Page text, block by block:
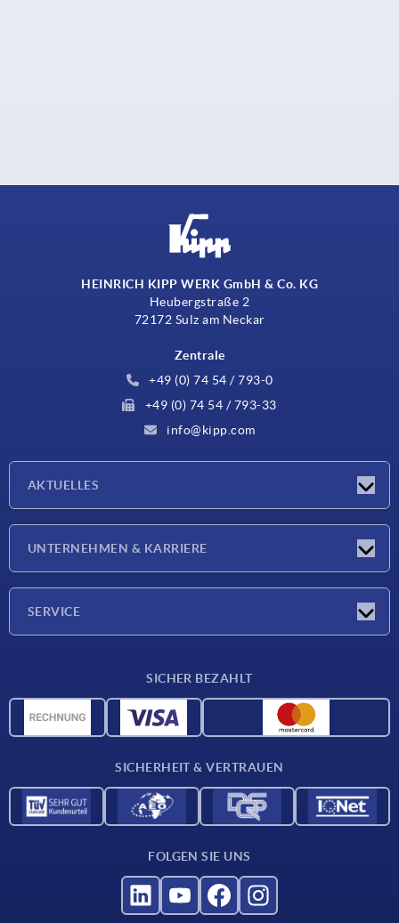
HEINRICH KIPP WERK GmbH & Co. KG
Heubergstraße 2
72172 Sulz am Neckar
Zentrale
+49 (0) 74 54 / 793-0
+49 (0) 74 54 / 793-33
info@kipp.com
AKTUELLES
Presseberichte
UNTERNEHMEN & KARRIERE
SERVICE
Werkstoffübersicht
SICHER BEZAHLT
SICHERHEIT & VERTRAUEN
FOLGEN SIE UNS